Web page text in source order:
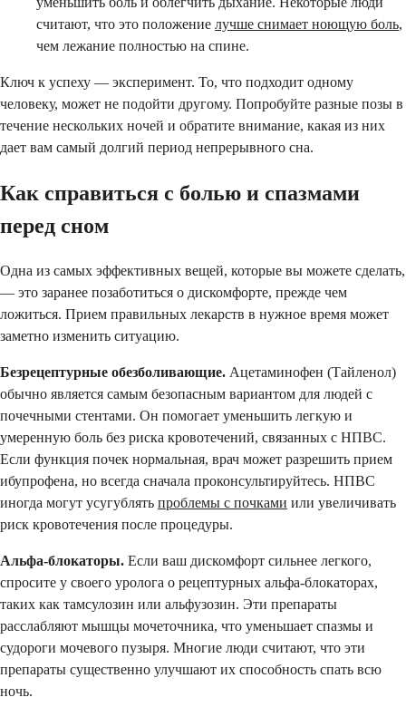
считают, что это положение лучше снимает ноющую боль,
чем лежание полностью на спине.
Ключ к успеху — эксперимент. То, что подходит одному
человеку, может не подойти другому. Попробуйте разные позы в
течение нескольких ночей и обратите внимание, какая из них
дает вам самый долгий период непрерывного сна.
Как справиться с болью и спазмами
перед сном
Одна из самых эффективных вещей, которые вы можете сделать,
— это заранее позаботиться о дискомфорте, прежде чем
ложиться. Прием правильных лекарств в нужное время может
заметно изменить ситуацию.
Безрецептурные обезболивающие. Ацетаминофен (Тайленол)
обычно является самым безопасным вариантом для людей с
почечными стентами. Он помогает уменьшить легкую и
умеренную боль без риска кровотечений, связанных с НПВС.
Если функция почек нормальная, врач может разрешить прием
ибупрофена, но всегда сначала проконсультируйтесь. НПВС
иногда могут усугублять проблемы с почками или увеличивать
риск кровотечения после процедуры.
Альфа-блокаторы. Если ваш дискомфорт сильнее легкого,
спросите у своего уролога о рецептурных альфа-блокаторах,
таких как тамсулозин или альфузозин. Эти препараты
расслабляют мышцы мочеточника, что уменьшает спазмы и
судороги мочевого пузыря. Многие люди считают, что эти
препараты существенно улучшают их способность спать всю
ночь.